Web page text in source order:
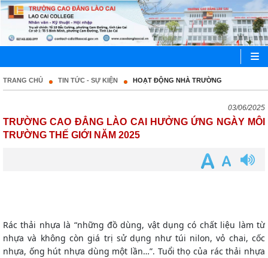
TRANG CHỦ TIN TỨC - SỰ KIỆN HOẠT ĐỘNG NHÀ TRƯỜNG
03/06/2025
TRƯỜNG CAO ĐẲNG LÀO CAI HƯỞNG ỨNG NGÀY MÔI
TRƯỜNG THẾ GIỚI NĂM 2025
Rác thải nhựa là “những đồ dùng, vật dụng có chất liệu làm từ
nhựa và không còn giá trị sử dụng như túi nilon, vỏ chai, cốc
nhựa, ống hút nhựa dùng một lần…”. Tuổi thọ của rác thải nhựa